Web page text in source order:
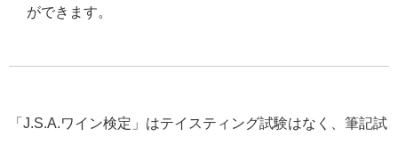
ができます。
「J.S.A.ワイン検定」はテイスティング試験はなく、筆記試